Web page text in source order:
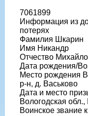
7061899
Информация из
потерях
Фамилия Шкарин
Имя Никандр
Отчество
Дата рождения/
Место рождения
р-н, д. Васьково
Дата и место
Вологодская
Воинское звание